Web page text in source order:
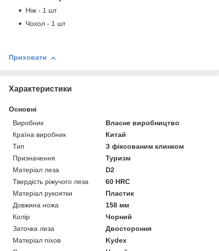
Ніж - 1 шт
Чохол - 1 шт
Приховати
Характеристики
Основні
Виробник
Власне виробництво
Країна виробник
Китай
Тип
З фіксованим клинком
Призначення
Туризм
Матеріал леза
D2
Твердість ріжучого леза
60 HRC
Матеріал рукоятки
Пластик
Довжина ножа
158 мм
Колір
Чорний
Заточка леза
Двостороння
Матеріал піхов
Kydex